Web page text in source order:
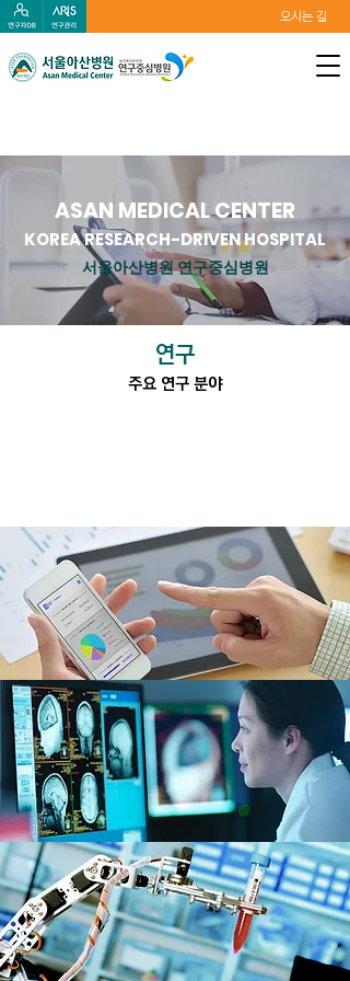
오시는 길
ASAN MEDICAL CENTER
KOREA RESEARCH-DRIVEN HOSPITAL
서울아산병원 연구중심병원
연구
주요 연구 분야